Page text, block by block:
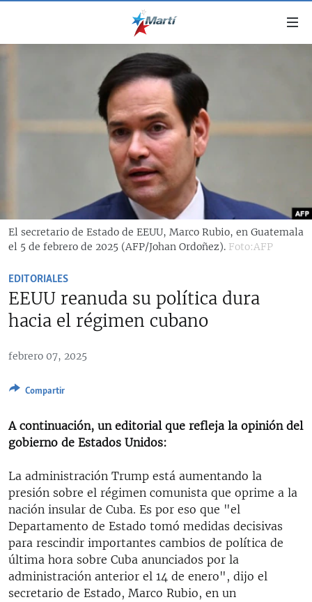
accesibilidad
búsqueda
DERECHOS HUMANOS
#11JCUBA, 5 AÑOS DESPUÉS
INFORME DEL DEPARTAMENTO DE ESTADO DE EEUU
SOBRE CUBA
ESTADOS UNIDOS
DEPORTES
ARTE Y ENTRETENIMIENTO
OPINIÓN GRÁFICA
AUDIOVISUALES MARTÍ
RADIO MARTÍ
ESPECIALES
LA REALIDAD DE LA VIVIENDA EN CUBA
SER VIEJO EN CUBA
KENTU-CUBANO
LOS SANTOS DE HIALEAH
DESINFORMACIÓN RUSA EN AMÉRICA LATINA
LA INVASIÓN DE RUSIA A UCRANIA
EDITORIALES
SÍGUENOS
El secretario de Estado de EEUU, Marco Rubio, en Guatemala
el 5 de febrero de 2025 (AFP/Johan Ordoñez). Foto:AFP
EDITORIALES
EEUU reanuda su política dura
hacia el régimen cubano
febrero 07, 2025
Compartir
A continuación, un editorial que refleja la opinión del
gobierno de Estados Unidos:
La administración Trump está aumentando la
presión sobre el régimen comunista que oprime a la
nación insular de Cuba. Es por eso que "el
Departamento de Estado tomó medidas decisivas
para rescindir importantes cambios de política de
última hora sobre Cuba anunciados por la
administración anterior el 14 de enero", dijo el
secretario de Estado, Marco Rubio, en un